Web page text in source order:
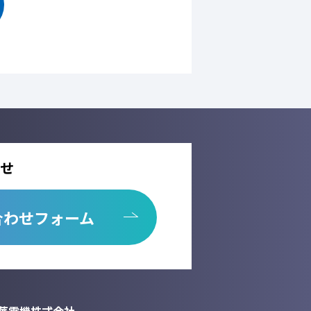
の同意を得ることなく、第三者に提供
停止、消去及び第三者への提供の停
および確認画面で利用するセッション
せフォーム